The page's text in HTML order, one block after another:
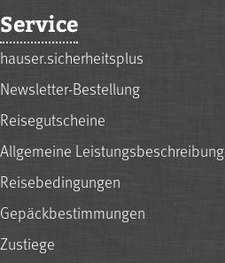
Service
hauser.sicherheitsplus
Newsletter-Bestellung
Reisegutscheine
Allgemeine Leistungsbeschreibung
Reisebedingungen
Gepäckbestimmungen
Zustiege